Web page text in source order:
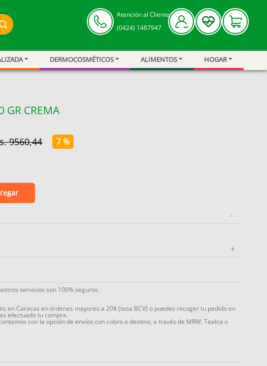
Atención al Cliente
(0424) 1487947
DERMOCOSMÉTICOS ALIMENTOS HOGAR
GR CREMA
9560,44 7 %
-
+
servicios son 100% seguros.
en Caracas en órdenes mayores a 20$ (tasa BCV) o puedes recoger tu pedido en
efectuado tu compra.
con la opción de envíos con cobro a destino, a través de MRW, Tealca o